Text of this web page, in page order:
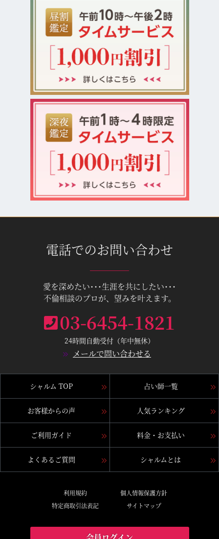
電話でのお問い合わせ
愛を深めたい･･･生涯を共にしたい･･･
不倫相談のプロが、望みを叶えます。
03-6454-1821
24時間自動受付（年中無休）
メールで問い合わせる
シャルム TOP 占い師一覧
お客様からの声 人気ランキング
ご利用ガイド 料金・お支払い
よくあるご質問 シャルムとは
利用規約
特定商取引法表記
個人情報保護方針
サイトマップ